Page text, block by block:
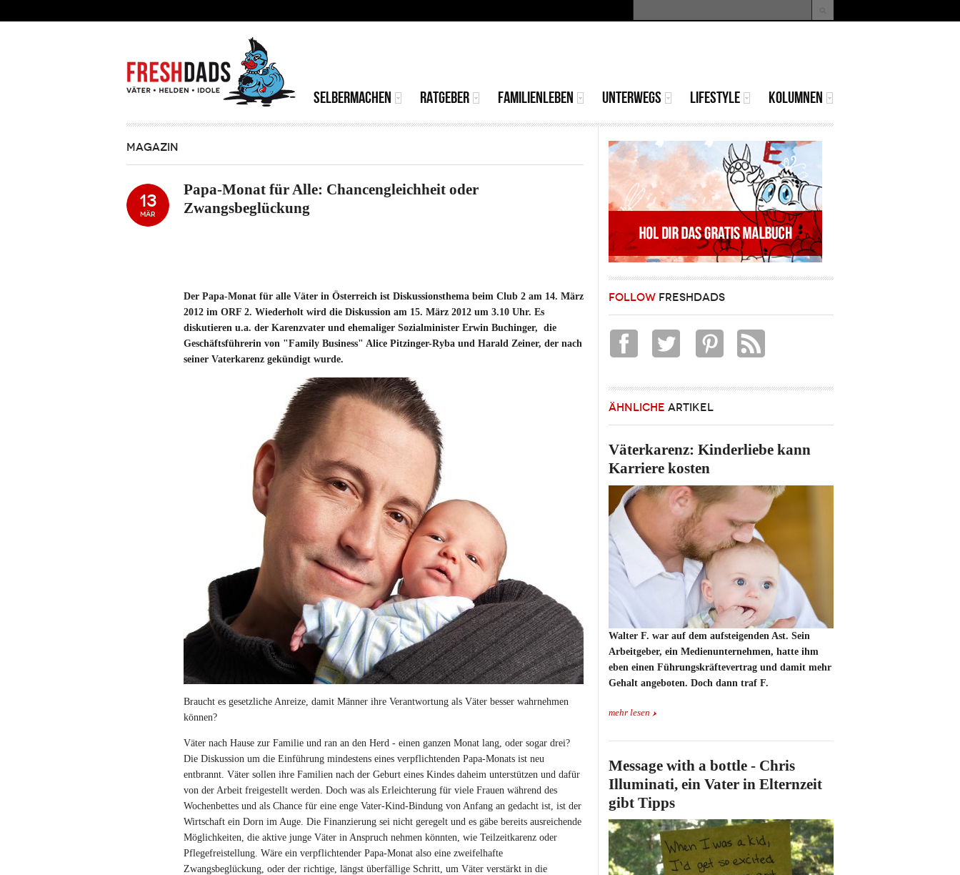
Suchformular
MAINMENU
SELBERMACHEN RATGEBER FAMILIENLEBEN UNTERWEGS LIFESTYLE KOLUMNEN
MAGAZIN
Papa-Monat für Alle: Chancengleichheit oder
Zwangsbeglückung
13
MÄR
Der Papa-Monat für alle Väter in Österreich ist Diskussionsthema beim Club 2 am 14. März
2012 im ORF 2. Wiederholt wird die Diskussion am 15. März 2012 um 3.10 Uhr. Es
diskutieren u.a. der Karenzvater und ehemaliger Sozialminister Erwin Buchinger, die
Geschäftsführerin von "Family Business" Alice Pitzinger-Ryba und Harald Zeiner, der nach
seiner Vaterkarenz gekündigt wurde.
Braucht es gesetzliche Anreize, damit Männer ihre Verantwortung als Väter besser wahrnehmen
können?
Väter nach Hause zur Familie und ran an den Herd - einen ganzen Monat lang, oder sogar drei?
Die Diskussion um die Einführung mindestens eines verpflichtenden Papa-Monats ist neu
entbrannt. Väter sollen ihre Familien nach der Geburt eines Kindes daheim unterstützen und dafür
von der Arbeit freigestellt werden. Doch was als Erleichterung für viele Frauen während des
Wochenbettes und als Chance für eine enge Vater-Kind-Bindung von Anfang an gedacht ist, ist der
Wirtschaft ein Dorn im Auge. Die Finanzierung sei nicht geregelt und es gäbe bereits ausreichende
Möglichkeiten, die aktive junge Väter in Anspruch nehmen könnten, wie Teilzeitkarenz oder
Pflegefreistellung. Wäre ein verpflichtender Papa-Monat also eine zweifelhafte
Zwangsbeglückung, oder der richtige, längst überfällige Schritt, um Väter verstärkt in die
FOLLOW FRESHDADS
ÄHNLICHE ARTIKEL
Väterkarenz: Kinderliebe kann
Karriere kosten
Walter F. war auf dem aufsteigenden Ast. Sein
Arbeitgeber, ein Medienunternehmen, hatte ihm
eben einen Führungskräftevertrag und damit mehr
Gehalt angeboten. Doch dann traf F.
mehr lesen
Message with a bottle - Chris
Illuminati, ein Vater in Elternzeit
gibt Tipps